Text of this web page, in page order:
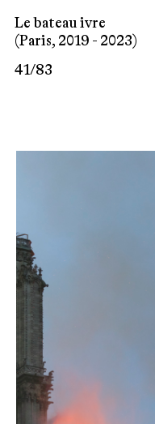
Le bateau ivre
(Paris, 2019 - 2023)
41/83